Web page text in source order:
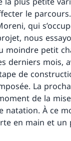
le
qui
nous
moindre petit
derniers mois,
de
La
de la
natation. À ce
en main et un